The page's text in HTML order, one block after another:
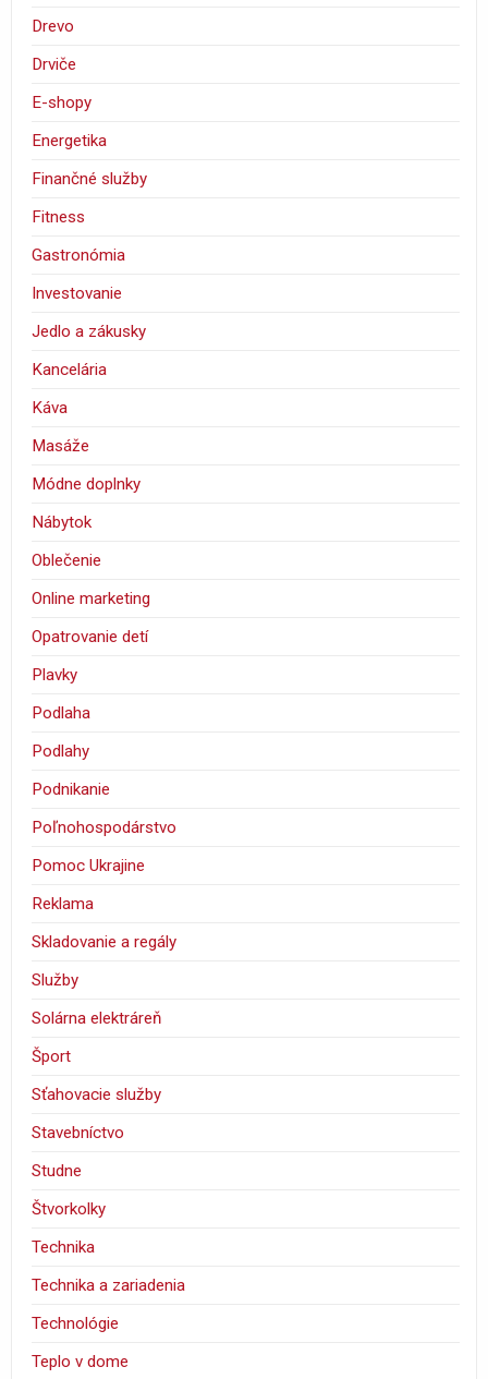
Drevo
Drviče
E-shopy
Energetika
Finančné služby
Fitness
Gastronómia
Investovanie
Jedlo a zákusky
Kancelária
Káva
Masáže
Módne doplnky
Nábytok
Oblečenie
Online marketing
Opatrovanie detí
Plavky
Podlaha
Podlahy
Podnikanie
Poľnohospodárstvo
Pomoc Ukrajine
Reklama
Skladovanie a regály
Služby
Solárna elektráreň
Šport
Sťahovacie služby
Stavebníctvo
Studne
Štvorkolky
Technika
Technika a zariadenia
Technológie
Teplo v dome